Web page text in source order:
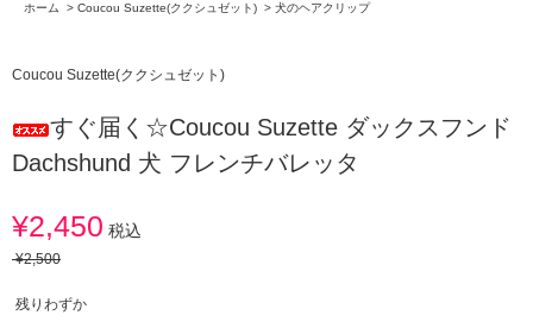
ホーム > Coucou Suzette(ククシュゼット) > 犬のヘアクリップ
Coucou Suzette(ククシュゼット)
すぐ届く☆Coucou Suzette ダックスフンド
Dachshund 犬 フレンチバレッタ
¥2,450 税込
¥2,500
残りわずか